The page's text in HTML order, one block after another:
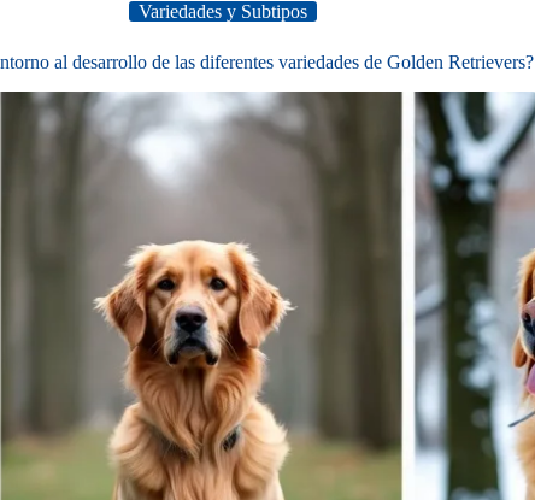
Variedades y Subtipos
al desarrollo de las diferentes variedades de Golden Retrievers?